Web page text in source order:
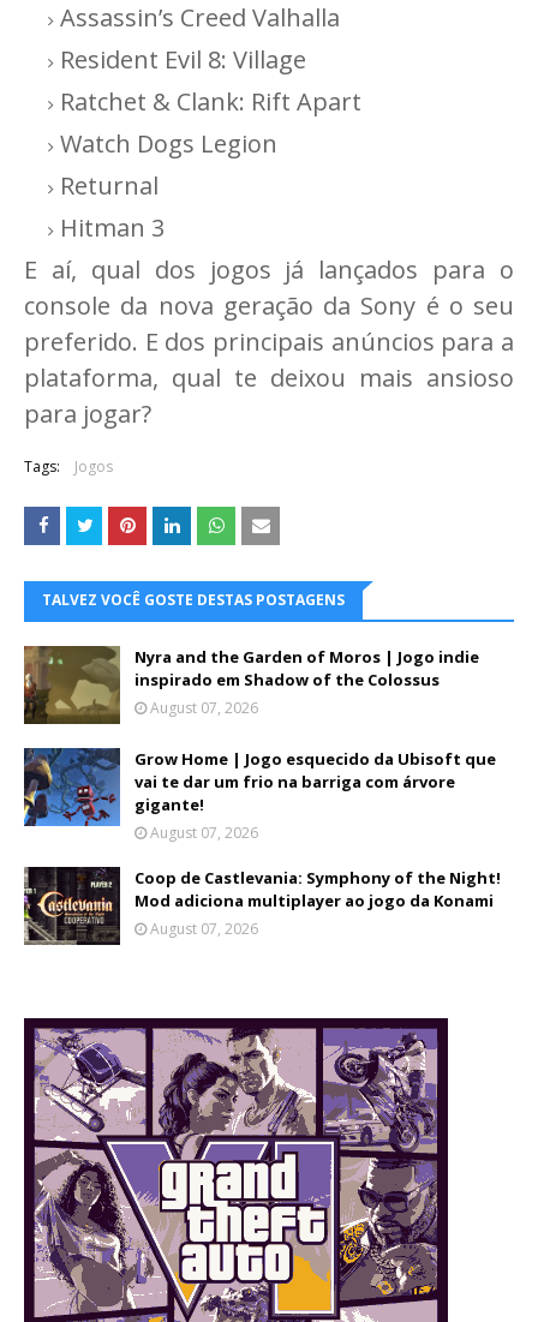
Assassin’s Creed Valhalla
Resident Evil 8: Village
Ratchet & Clank: Rift Apart
Watch Dogs Legion
Returnal
Hitman 3
E aí, qual dos jogos já lançados para o
console da nova geração da Sony é o seu
preferido. E dos principais anúncios para a
plataforma, qual te deixou mais ansioso
para jogar?
Tags: Jogos
TALVEZ VOCÊ GOSTE DESTAS POSTAGENS
Nyra and the Garden of Moros | Jogo indie
inspirado em Shadow of the Colossus
August 07, 2026
Grow Home | Jogo esquecido da Ubisoft que
vai te dar um frio na barriga com árvore
gigante!
August 07, 2026
Coop de Castlevania: Symphony of the Night!
Mod adiciona multiplayer ao jogo da Konami
August 07, 2026